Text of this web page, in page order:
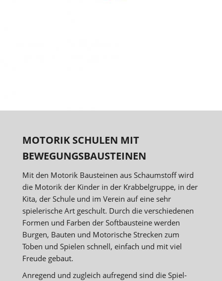
MOTORIK SCHULEN MIT
BEWEGUNGSBAUSTEINEN
Mit den Motorik Bausteinen aus Schaumstoff wird
die Motorik der Kinder in der Krabbelgruppe, in der
Kita, der Schule und im Verein auf eine sehr
spielerische Art geschult. Durch die verschiedenen
Formen und Farben der Softbausteine werden
Burgen, Bauten und Motorische Strecken zum
Toben und Spielen schnell, einfach und mit viel
Freude gebaut.
Anregend und zugleich aufregend sind die Spiel-